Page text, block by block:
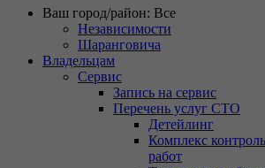
Ваш город/район: Все
Независимости
Шаранговича
Владельцам
Сервис
Запись на сервис
Перечень услуг СТО
Детейлинг
Комплекс
работ